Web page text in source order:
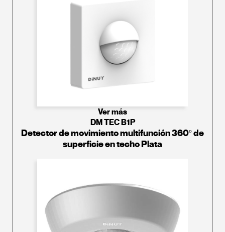
Ver más
DM TEC B1P
Detector de movimiento multifunción 360º de
superficie en techo Plata